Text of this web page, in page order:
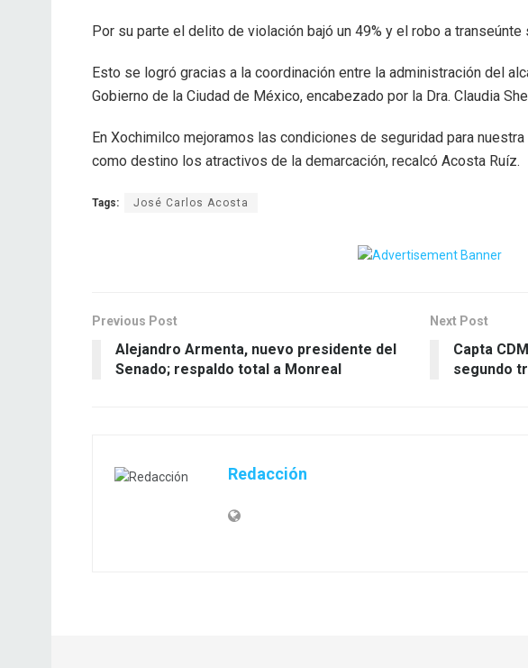
Por su parte el delito de violación bajó un 49% y el robo a transeúnte
Esto se logró gracias a la coordinación entre la administración del
Gobierno de la Ciudad de México, encabezado por la Dra. Claudia
En Xochimilco mejoramos las condiciones de seguridad para
como destino los atractivos de la demarcación, recalcó Acosta Ruíz.
Tags: José Carlos Acosta
Previous Post
Alejandro Armenta, nuevo presidente del
Senado; respaldo total a Monreal
Next Post
Capta
segundo
Redacción